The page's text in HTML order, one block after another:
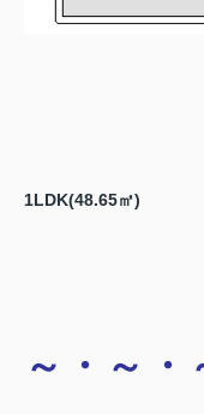
1LDK(48.65㎡)
～・～・